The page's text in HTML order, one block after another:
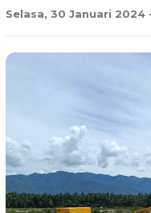
Selasa, 30 Januari 2024